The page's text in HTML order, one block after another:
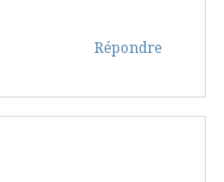
Répondre